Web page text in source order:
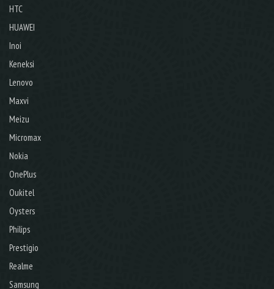
HTC
HUAWEI
Inoi
Keneksi
Lenovo
Maxvi
Meizu
Micromax
Nokia
OnePlus
Oukitel
Oysters
Philips
Prestigio
Realme
Samsung